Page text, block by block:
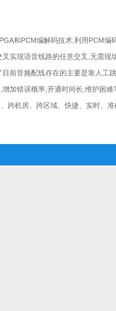
和PCM编解码技术,利用PCM编
实现语音线路的任意交叉,无需现
前音频配线存在的主要是靠人工
加错误概率,开通时间长,维护困
跨机房、跨区域、快捷、实时、准